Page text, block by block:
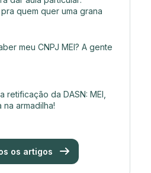
quem quer uma grana
meu CNPJ MEI? A gente
retificação da DASN: MEI,
na armadilha!
os artigos